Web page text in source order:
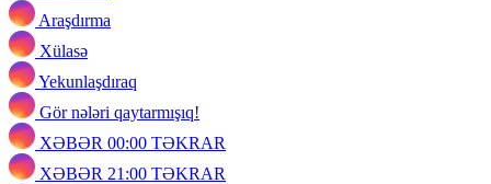
Araşdırma
Xülasə
Yekunlaşdıraq
Gör nələri qaytarmışıq!
XƏBƏR 00:00 TƏKRAR
XƏBƏR 21:00 TƏKRAR